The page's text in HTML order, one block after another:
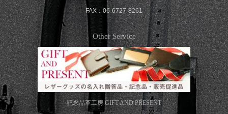
FAX：06-6727-8261
Other Service
記念品革工房 GIFT AND PRESENT